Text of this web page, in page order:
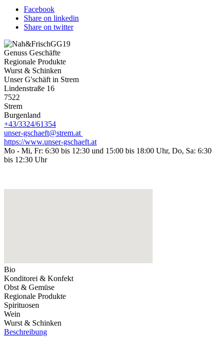
Facebook
Share on linkedin
Share on twitter
Genuss Geschäfte
Regionale Produkte
Wurst & Schinken
Unser G'schäft in Strem
Lindenstraße 16
7522
Strem
Burgenland
+43/3324/61354
unser-gschaeft@strem.at
https://www.unser-gschaeft.at
Mo - Mi, Fr: 6:30 bis 12:30 und 15:00 bis 18:00 Uhr, Do, Sa: 6:30
bis 12:30 Uhr
Bio
Konditorei & Konfekt
Obst & Gemüse
Regionale Produkte
Spirituosen
Wein
Wurst & Schinken
Beschreibung